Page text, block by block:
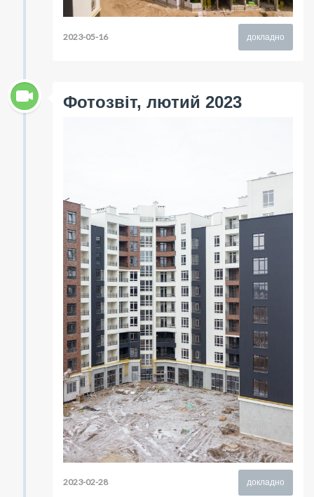
докладно
2023-05-16
Фотозвіт, лютий 2023
докладно
2023-02-28